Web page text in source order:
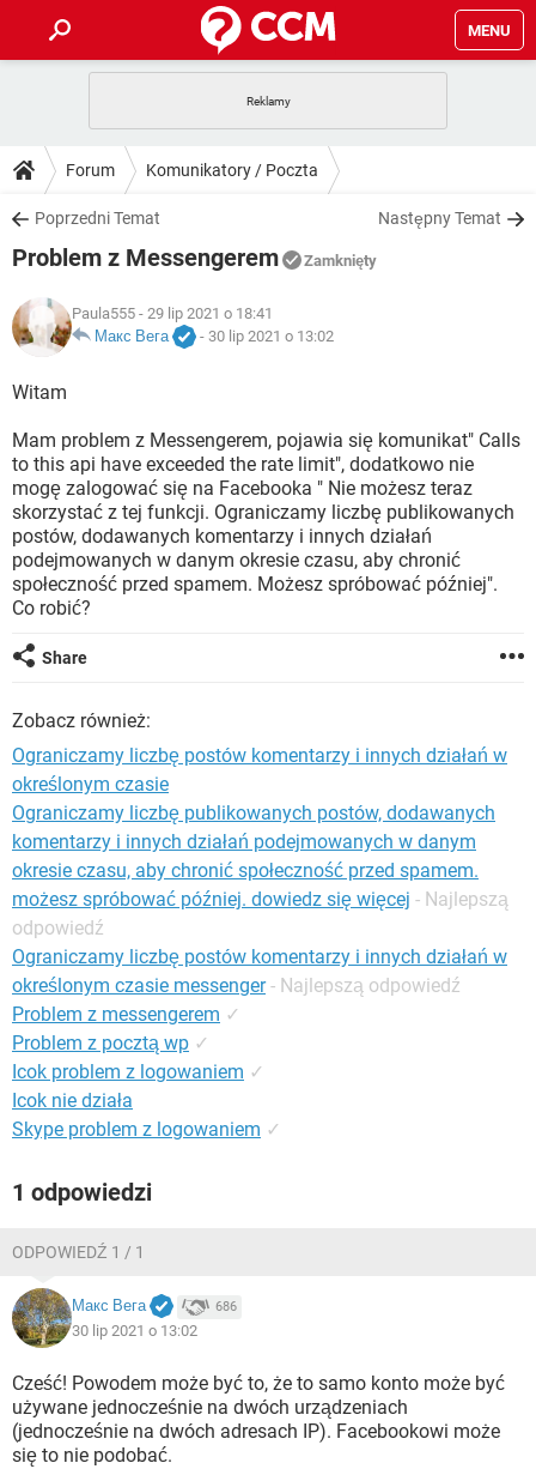
MENU
GRY WHATSAPP
SPOTIFY
INSTAGRAM FACEBOOK
WINDOWS 10
PORADY
PlayStation TIKTOK
INSTAGRAM
DO POBRANIA
ANDROID TIKTOK
GRY
IOS NETFLIX
INSTAGRAM
COVID-19
SPOTIFY
INSTAGRAM FACEBOOK
WINDOWS 10
ARTYKUŁY
COVID-19
SPOTIFY NETFLIX
INSTAGRAM FACEBOOK
WINDOWS 10
Forum Komunikatory / Poczta
Poprzedni Temat Następny Temat
Problem z Messengerem Zamknięty
Paula555 - 29 lip 2021 o 18:41
Макс Вега
- 30 lip 2021 o 13:02
Witam
Mam problem z Messengerem, pojawia się komunikat" Calls
to this api have exceeded the rate limit", dodatkowo nie
mogę zalogować się na Facebooka " Nie możesz teraz
skorzystać z tej funkcji. Ograniczamy liczbę publikowanych
postów, dodawanych komentarzy i innych działań
podejmowanych w danym okresie czasu, aby chronić
społeczność przed spamem. Możesz spróbować później".
Co robić?
Share
Zobacz również:
Ograniczamy liczbę postów komentarzy i innych działań w
określonym czasie
Ograniczamy liczbę publikowanych postów, dodawanych
komentarzy i innych działań podejmowanych w danym
okresie czasu, aby chronić społeczność przed spamem.
możesz spróbować później. dowiedz się więcej - Najlepszą
odpowiedź
Ograniczamy liczbę postów komentarzy i innych działań w
określonym czasie messenger - Najlepszą odpowiedź
Problem z messengerem ✓
Problem z pocztą wp ✓
Icok problem z logowaniem ✓
Icok nie działa
Skype problem z logowaniem ✓
1 odpowiedzi
ODPOWIEDŹ 1 / 1
Макс Вега 686
30 lip 2021 o 13:02
Cześć! Powodem może być to, że to samo konto może być
używane jednocześnie na dwóch urządzeniach
(jednocześnie na dwóch adresach IP). Facebookowi może
się to nie podobać.